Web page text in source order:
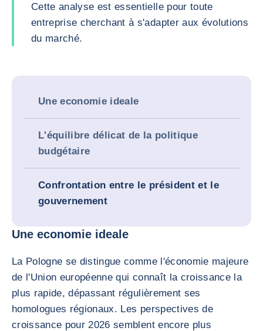
Cette analyse est essentielle pour toute
entreprise cherchant à s'adapter aux évolutions
du marché.
Une economie ideale
L'équilibre délicat de la politique
budgétaire
Confrontation entre le président et le
gouvernement
Une economie ideale
La Pologne se distingue comme l'économie majeure
de l'Union européenne qui connaît la croissance la
plus rapide, dépassant régulièrement ses
homologues régionaux. Les perspectives de
croissance pour 2026 semblent encore plus